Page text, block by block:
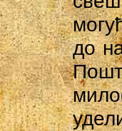
до